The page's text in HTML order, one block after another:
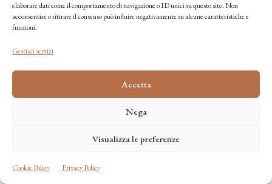
elaborare dati come il comportamento di navigazione o ID unici su questo sito. Non
acconsentire o ritirare il consenso può influire negativamente su alcune caratteristiche e
funzioni.
Gestisci servizi
Accetta
Nega
Visualizza le preferenze
Cookie Policy Privacy Policy
Gli arredi sono stati realizzati su misura da
artigiani toscani
ricreare un ambiente unico per gli ospiti.